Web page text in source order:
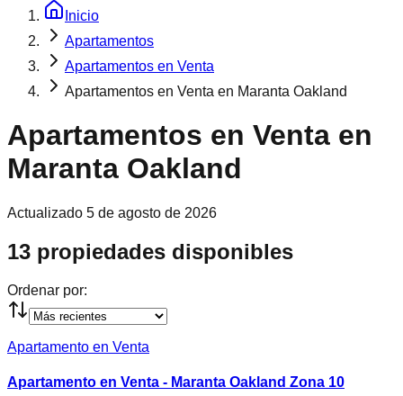
Inicio
Apartamentos
Apartamentos en Venta
Apartamentos en Venta en Maranta Oakland
Apartamentos en Venta en
Maranta Oakland
Actualizado 5 de agosto de 2026
13 propiedades disponibles
Ordenar por:
Apartamento en Venta
Apartamento en Venta - Maranta Oakland Zona 10